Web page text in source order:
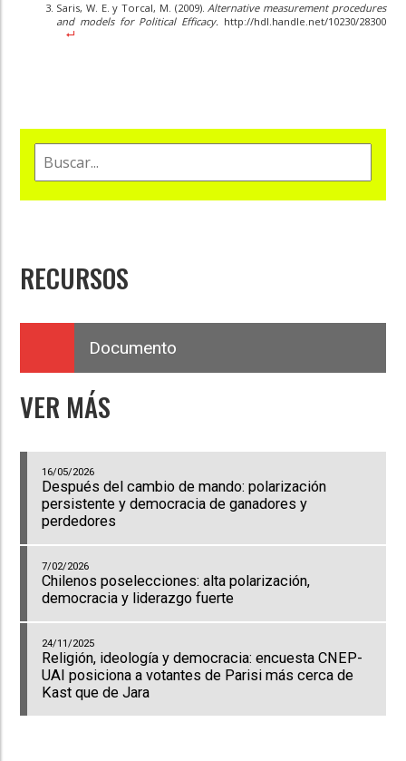
Saris, W. E. y Torcal, M. (2009).Alternative measurement procedures
and models for Political Efficacy.http://hdl.handle.net/10230/28300
RECURSOS
Documento
VER MÁS
16/05/2026
Después del cambio de mando: polarización
persistente y democracia de ganadores y
perdedores
7/02/2026
Chilenos poselecciones: alta polarización,
democracia y liderazgo fuerte
24/11/2025
Religión, ideología y democracia: encuesta CNEP-
UAI posiciona a votantes de Parisi más cerca de
Kast que de Jara